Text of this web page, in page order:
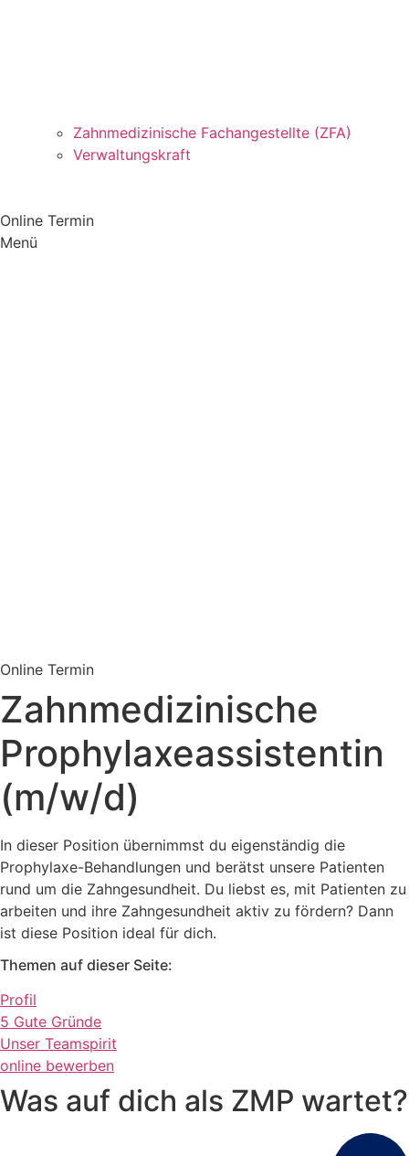
Zahnmedizinische Fachangestellte (ZFA)
Verwaltungskraft
Online Termin
Menü
Online Termin
Zahnmedizinische
Prophylaxeassistentin
(m/w/d)
In dieser Position übernimmst du eigenständig die
Prophylaxe-Behandlungen und berätst unsere Patienten
rund um die Zahngesundheit. Du liebst es, mit Patienten zu
arbeiten und ihre Zahngesundheit aktiv zu fördern? Dann
ist diese Position ideal für dich.
Themen auf dieser Seite:
Profil
5 Gute Gründe
Unser Teamspirit
online bewerben
Was auf dich als ZMP wartet?